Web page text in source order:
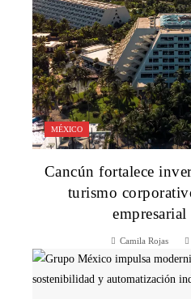
MÉXICO
Cancún fortalece
turismo
Camila Rojas